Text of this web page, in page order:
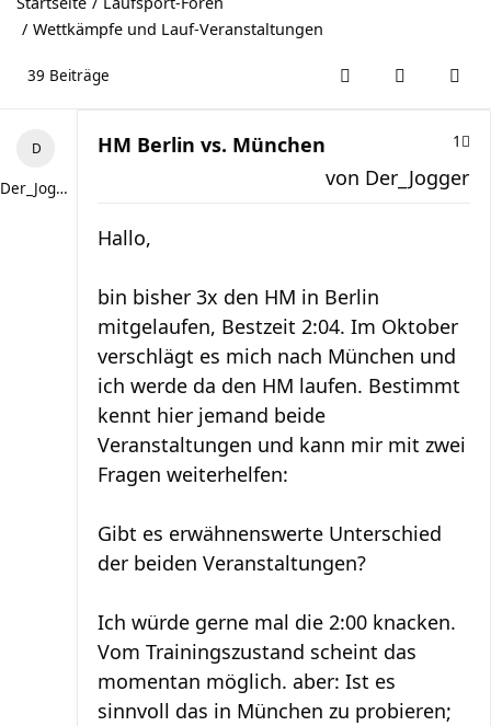
Wettkämpfe und Lauf-Veranstaltungen
39 Beiträge
Der_Jogger
HM Berlin vs. München 1
von Der_Jogger
Hallo,
bin bisher 3x den HM in Berlin
mitgelaufen, Bestzeit 2:04. Im Oktober
verschlägt es mich nach München und
ich werde da den HM laufen. Bestimmt
kennt hier jemand beide
Veranstaltungen und kann mir mit zwei
Fragen weiterhelfen:
Gibt es erwähnenswerte Unterschied
der beiden Veranstaltungen?
Ich würde gerne mal die 2:00 knacken.
Vom Trainingszustand scheint das
momentan möglich. aber: Ist es
sinnvoll das in München zu probieren;